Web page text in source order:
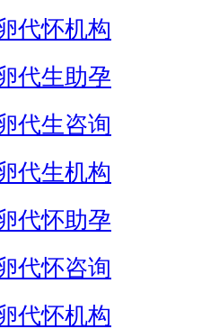
代怀机构
代生助孕
代生咨询
代生机构
代怀助孕
代怀咨询
代怀机构